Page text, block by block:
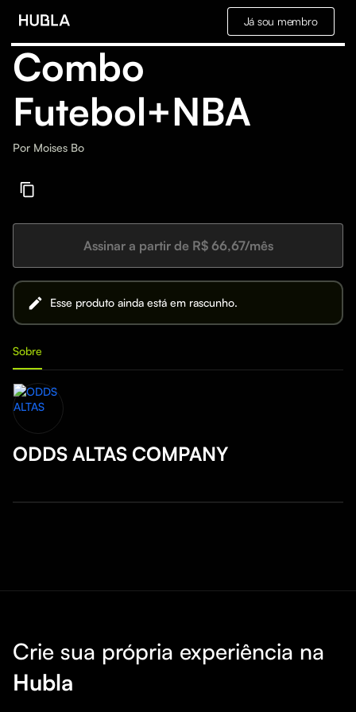
Já sou membro
Combo
Futebol+NBA
Por Moises Bo
Assinar a partir de R$ 66,67/mês
Esse produto ainda está em rascunho.
Sobre
ODDS ALTAS COMPANY
Crie sua própria experiência na
Hubla